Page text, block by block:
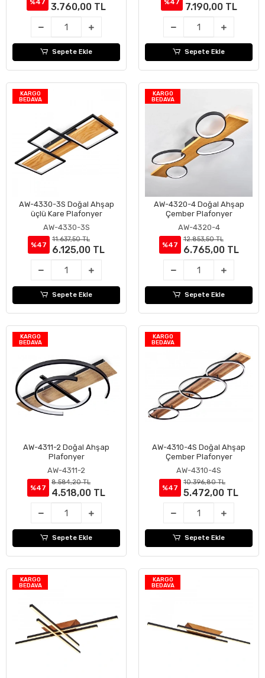
%47 3.760,00 TL
Sepete Ekle
%47 7.190,00 TL
Sepete Ekle
KARGO
BEDAVA
Sepete Ekle
AW-4330-3S Doğal Ahşap
üçlü Kare Plafonyer
AW-4330-3S
%47
11.637,50 TL
6.125,00 TL
Sepete Ekle
KARGO
BEDAVA
Sepete Ekle
AW-4320-4 Doğal Ahşap
Çember Plafonyer
AW-4320-4
%47
12.853,50 TL
6.765,00 TL
Sepete Ekle
KARGO
BEDAVA
Sepete Ekle
AW-4311-2 Doğal Ahşap
Plafonyer
AW-4311-2
%47
8.584,20 TL
4.518,00 TL
Sepete Ekle
KARGO
BEDAVA
Sepete Ekle
AW-4310-4S Doğal Ahşap
Çember Plafonyer
AW-4310-4S
%47
10.396,80 TL
5.472,00 TL
Sepete Ekle
KARGO
BEDAVA
KARGO
BEDAVA